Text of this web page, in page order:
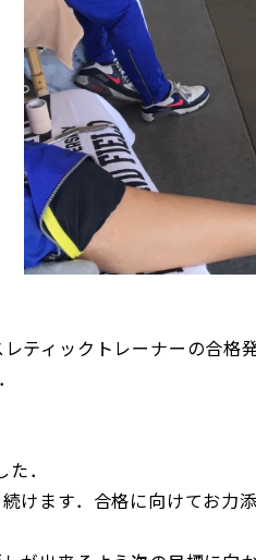
ティックトレーナーの合格発
．
けます．合格に向けてお力